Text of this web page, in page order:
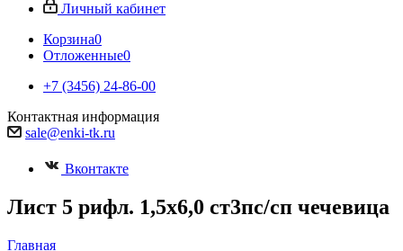
Личный кабинет
Корзина0
Отложенные0
+7 (3456) 24-86-00
Контактная информация
sale@enki-tk.ru
Вконтакте
Лист 5 рифл. 1,5х6,0 ст3пс/сп чечевица
Главная